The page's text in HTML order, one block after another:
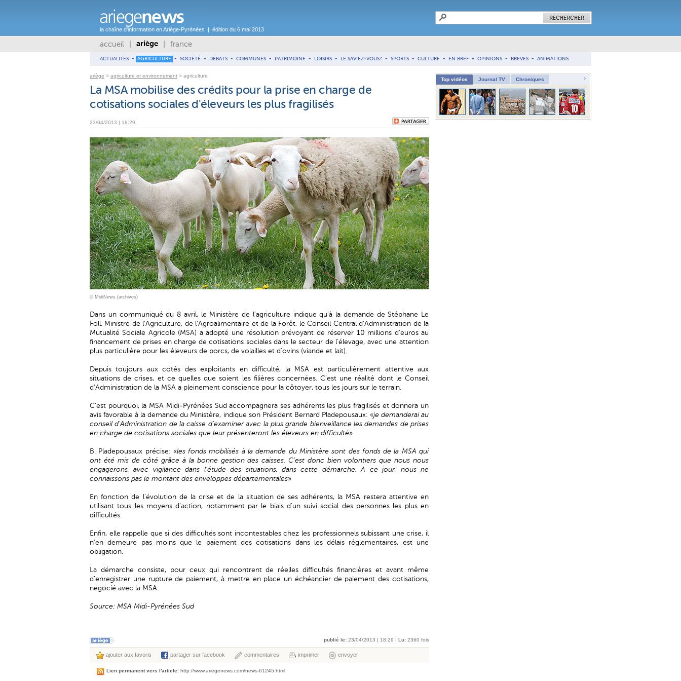
la chaîne d'information en Ariège-Pyrénées | édition du 6 mai 2013
accueil ariège france
ACTUALITÉS • AGRICULTURE • SOCIÉTÉ • DÉBATS • COMMUNES • PATRIMOINE • LOISIRS • LE SAVIEZ-VOUS? • SPORTS • CULTURE • EN BREF • OPINIONS • BRÈVES • ANIMATIONS
ariège > agriculture et environnement > agriculture
La MSA mobilise des crédits pour la prise en charge de
cotisations sociales d'éleveurs les plus fragilisés
23/04/2013 | 18:29
© MidiNews (archives)
Dans un communiqué du 8 avril, le Ministère de l’agriculture indique qu’à la demande de Stéphane Le
Foll, Ministre de l’Agriculture, de l’Agroalimentaire et de la Forêt, le Conseil Central d’Administration de la
Mutualité Sociale Agricole (MSA) a adopté une résolution prévoyant de réserver 10 millions d’euros au
financement de prises en charge de cotisations sociales dans le secteur de l’élevage, avec une attention
plus particulière pour les éleveurs de porcs, de volailles et d’ovins (viande et lait).
Depuis toujours aux cotés des exploitants en difficulté, la MSA est particulièrement attentive aux
situations de crises, et ce quelles que soient les filières concernées. C’est une réalité dont le Conseil
d'Administration de la MSA a pleinement conscience pour la côtoyer, tous les jours sur le terrain.
C’est pourquoi, la MSA Midi-Pyrénées Sud accompagnera ses adhérents les plus fragilisés et donnera un
avis favorable à la demande du Ministère, indique son Président Bernard Pladepousaux: «je demanderai au
conseil d’Administration de la caisse d’examiner avec la plus grande bienveillance les demandes de prises
en charge de cotisations sociales que leur présenteront les éleveurs en difficulté»
B. Pladepousaux précise: «les fonds mobilisés à la demande du Ministère sont des fonds de la MSA qui
ont été mis de côté grâce à la bonne gestion des caisses. C’est donc bien volontiers que nous nous
engagerons, avec vigilance dans l’étude des situations, dans cette démarche. A ce jour, nous ne
connaissons pas le montant des enveloppes départementales»
En fonction de l’évolution de la crise et de la situation de ses adhérents, la MSA restera attentive en
utilisant tous les moyens d’action, notamment par le biais d’un suivi social des personnes les plus en
difficultés.
Enfin, elle rappelle que si des difficultés sont incontestables chez les professionnels subissant une crise, il
n'en demeure pas moins que le paiement des cotisations dans les délais réglementaires, est une
obligation.
La démarche consiste, pour ceux qui rencontrent de réelles difficultés financières et avant même
d'enregistrer une rupture de paiement, à mettre en place un échéancier de paiement des cotisations,
négocié avec la MSA.
Source: MSA Midi-Pyrénées Sud
publié le: 23/04/2013 | 18:29 | Lu: 2360 fois
ajouter aux favoris partager sur facebook commentaires imprimer envoyer
Lien permanent vers l'article: http://www.ariegenews.com/news-61245.html
Top vidéos Journal TV Chroniques